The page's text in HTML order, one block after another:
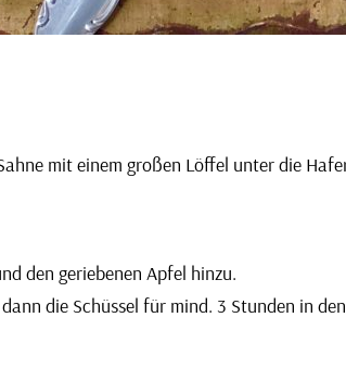
mit einem großen Löffel unter die
den geriebenen Apfel hinzu.
die Schüssel für mind. 3 Stunden in